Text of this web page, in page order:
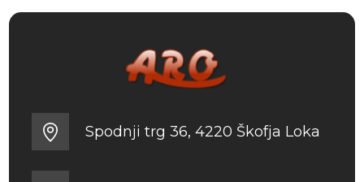
Spodnji trg 36, 4220 Škofja Loka